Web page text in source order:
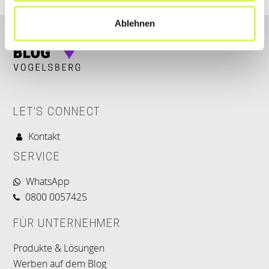
Ablehnen
LET'S CONNECT
Kontakt
SERVICE
WhatsApp
0800 0057425
FÜR UNTERNEHMER
Produkte & Lösungen
Werben auf dem Blog